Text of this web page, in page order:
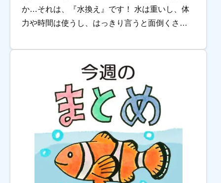
か…それは、『水換え』です！ 水は重いし、体
力や時間は使うし、はっきり言うと面倒くさい
で、水換えは重要な作業でもあります。 水槽の